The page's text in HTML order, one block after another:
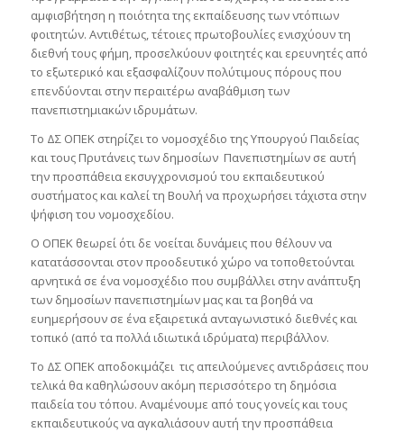
αμφισβήτηση η ποιότητα της εκπαίδευσης των ντόπιων
φοιτητών. Αντιθέτως, τέτοιες πρωτοβουλίες ενισχύουν τη
διεθνή τους φήμη, προσελκύουν φοιτητές και ερευνητές από
το εξωτερικό και εξασφαλίζουν πολύτιμους πόρους που
επενδύονται στην περαιτέρω αναβάθμιση των
πανεπιστημιακών ιδρυμάτων.
Το ΔΣ ΟΠΕΚ στηρίζει το νομοσχέδιο της Υπουργού Παιδείας
και τους Πρυτάνεις των δημοσίων Πανεπιστημίων σε αυτή
την προσπάθεια εκσυγχρονισμού του εκπαιδευτικού
συστήματος και καλεί τη Βουλή να προχωρήσει τάχιστα στην
ψήφιση του νομοσχεδίου.
Ο ΟΠΕΚ θεωρεί ότι δε νοείται δυνάμεις που θέλουν να
κατατάσσονται στον προοδευτικό χώρο να τοποθετούνται
αρνητικά σε ένα νομοσχέδιο που συμβάλλει στην ανάπτυξη
των δημοσίων πανεπιστημίων μας και τα βοηθά να
ευημερήσουν σε ένα εξαιρετικά ανταγωνιστικό διεθνές και
τοπικό (από τα πολλά ιδιωτικά ιδρύματα) περιβάλλον.
Το ΔΣ ΟΠΕΚ αποδοκιμάζει τις απειλούμενες αντιδράσεις που
τελικά θα καθηλώσουν ακόμη περισσότερο τη δημόσια
παιδεία του τόπου. Αναμένουμε από τους γονείς και τους
εκπαιδευτικούς να αγκαλιάσουν αυτή την προσπάθεια